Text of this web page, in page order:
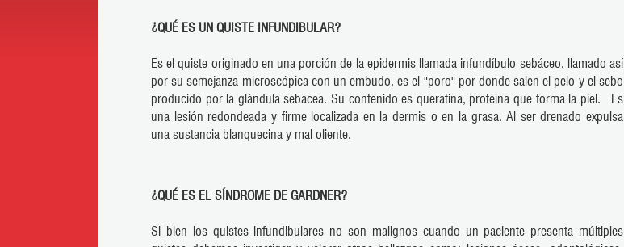
¿QUÉ ES UN QUISTE INFUNDIBULAR?
Es el quiste originado en una porción de la epidermis llamada infundíbulo sebáceo, llamado así
por su semejanza microscópica con un embudo, es el "poro" por donde salen el pelo y el sebo
producido por la glándula sebácea. Su contenido es queratina, proteína que forma la piel. Es
una lesión redondeada y firme localizada en la dermis o en la grasa. Al ser drenado expulsa
una sustancia blanquecina y mal oliente.
¿QUÉ ES EL SÍNDROME DE GARDNER?
Si bien los quistes infundibulares no son malignos cuando un paciente presenta múltiples